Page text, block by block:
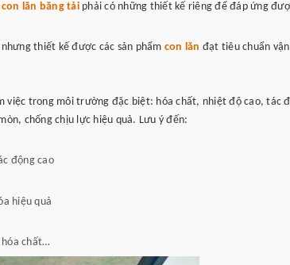
con lăn băng tảiphải có những thiết kế riêng để đáp ứng
thiết kế được các sản phẩm con lăn đạt tiêu chuẩn
việc trong môi trường đặc biệt: hóa chất, nhiệt độ cao, tác
chống chịu lực hiệu quả. Lưu ý đến:
động cao
hiệu quả
hóa chất…